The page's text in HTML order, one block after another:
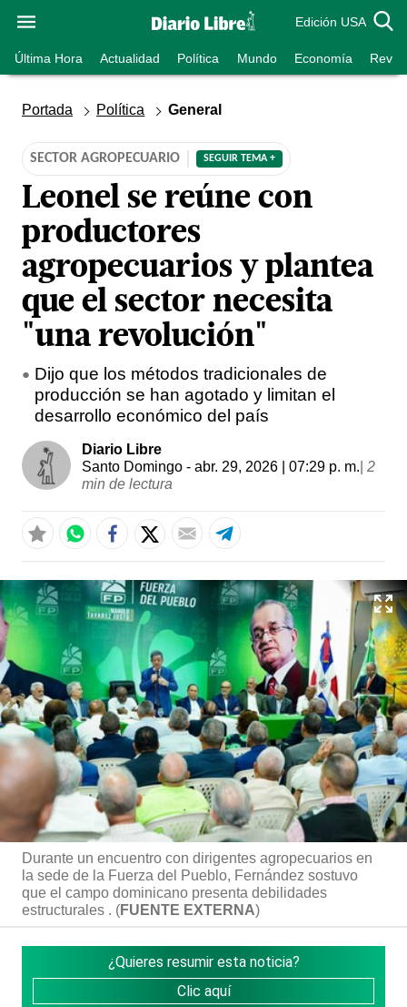
Edición USA
Última Hora Actualidad Política Mundo Economía
Portada Política General
SECTOR AGROPECUARIO SEGUIR TEMA +
Leonel se reúne con
productores
agropecuarios y plantea
que el sector necesita
"una revolución"
Dijo que los métodos tradicionales de
producción se han agotado y limitan el
desarrollo económico del país
Diario Libre
Santo Domingo - abr. 29, 2026 | 07:29 p. m. 2
min de lectura
Durante un encuentro con dirigentes agropecuarios en
la sede de la Fuerza del Pueblo, Fernández sostuvo
que el campo dominicano presenta debilidades
estructurales . (FUENTE EXTERNA)
¿Quieres resumir esta noticia?
Clic aquí